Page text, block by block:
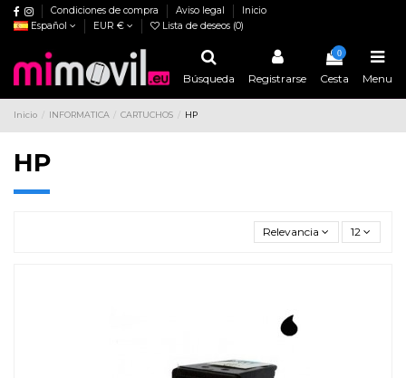
Condiciones de compra Aviso legal
Inicio
Español
EUR € Lista de deseos (0)
Búsqueda Registrarse
0
Cesta Menu
Inicio INFORMATICA CARTUCHOS HP
HP
Relevancia 12